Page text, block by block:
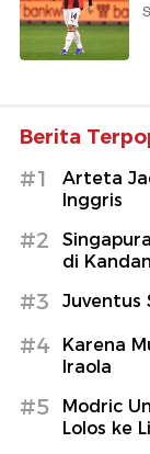
Berita
#1
Arteta
Inggris
#2
di
#3 Juventus
#4
Karena
Iraola
#5
Modric
Lolos ke